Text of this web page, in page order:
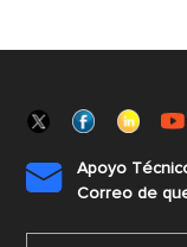

Apoyo
Correo de